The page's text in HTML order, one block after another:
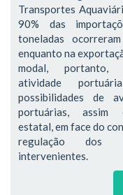
Transportes
90% das
toneladas
enquanto na
modal, portanto,
atividade
possibilidades de
portuárias, assim
estatal, em face do
regulação dos
intervenientes.